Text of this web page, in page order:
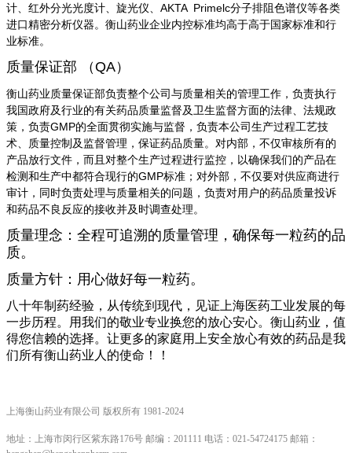
计、红外分光光度计、旋光仪、AKTA Primelc分子排阻色谱仪等各类
进口精密分析仪器。衡山药业企业内控标准均高于高于国家标准和行
业标准。
质量保证部 （QA）
衡山药业质量保证部负责整个公司与质量相关的管理工作，负责执行
我国政府及行业的有关药品质量监督及卫生监督方面的法律、法规政
策，负责GMP的全面贯彻实施与监督，负责本公司生产过程工艺技
术、质量控制及监督管理，保证药品质量。对内部，不仅审核所有的
产品放行文件，而且对整个生产过程进行监控，以确保我们的产品在
检测和生产中都符合现行的GMP标准；对外部，不仅要对供应商进行
审计，同时负责处理与质量相关的问题，负责对用户的药品质量投诉
和药品不良反应的接收并及时调查处理。
质量理念：全程可追溯的质量管理，确保每一粒药的品
质。
质量方针：用心做好每一粒药。
八十年制药经验，从传统到现代，见证上海医药工业发展的每
一步历程。用我们的敬业专业换您的放心安心。衡山药业，值
得您信赖的选择。让更多的家庭用上安全放心有效的药品是我
们所有衡山药业人的使命！！
上海衡山药业有限公司 版权所有 1981-2024
地址：上海市闵行区紫东路176号 邮编：201111 电话：021-54724175 邮箱：